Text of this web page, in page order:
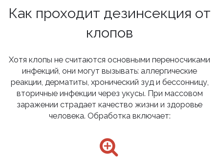
Как проходит дезинсекция от
клопов
Хотя клопы не считаются основными переносчиками
инфекций, они могут вызывать: аллергические
реакции, дерматиты, хронический зуд и бессонницу,
вторичные инфекции через укусы. При массовом
заражении страдает качество жизни и здоровье
человека. Обработка включает: